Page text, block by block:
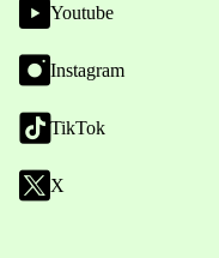
Youtube
Instagram
TikTok
X